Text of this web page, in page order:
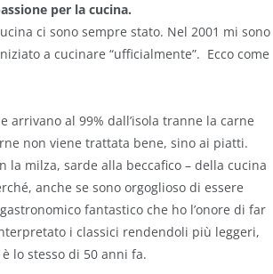
per la cucina.
ci sono sempre stato. Nel 2001 mi sono
a cucinare “ufficialmente”. Ecco come
arrivano al 99% dall’isola tranne la carne
non viene trattata bene, sino ai piatti.
la milza, sarde alla beccafico – della cucina
anche se sono orgoglioso di essere
fantastico che ho l’onore di far
i classici rendendoli più leggeri,
lo stesso di 50 anni fa.